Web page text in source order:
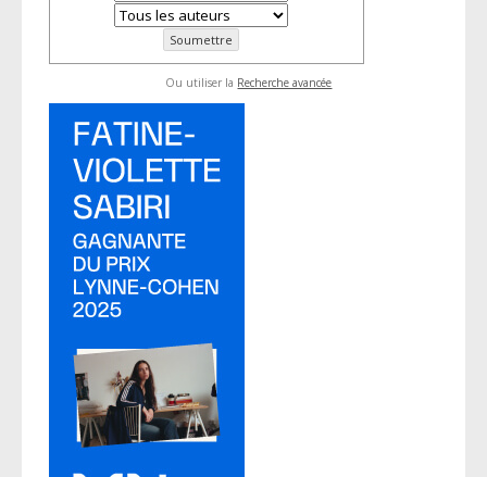
Ou utiliser la Recherche avancée